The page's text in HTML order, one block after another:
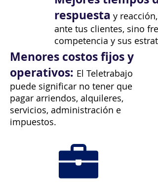
respuesta y reacción,
ante tus clientes, sino
competencia y sus
Menores costos fijos y
operativos: El Teletrabajo
puede significar no tener que
pagar arriendos, alquileres,
servicios, administración e
impuestos.